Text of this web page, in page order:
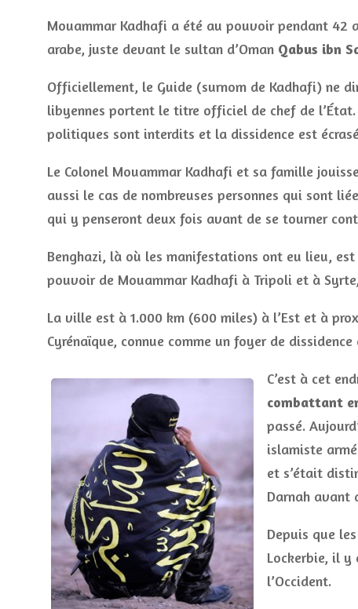
Mouammar Kadhafi a été au pouvoir pendant 42
arabe, juste devant le sultan d’Oman Qabus ibn
Officiellement, le Guide (surnom de Kadhafi) ne
libyennes portent le titre officiel de chef de
politiques sont interdits et la dissidence est
Le Colonel Mouammar Kadhafi et sa famille
aussi le cas de nombreuses personnes qui sont
qui y penseront deux fois avant de se tourner
Benghazi, là où les manifestations ont eu lieu,
pouvoir de Mouammar Kadhafi à Tripoli et à
La ville est à 1.000 km (600 miles) à l’Est et à
Cyrénaïque, connue comme un foyer de
C’est à cet
combattant
passé.
islamiste
et s’était
Darnah avant
Depuis que
Lockerbie, il y
l’Occident.